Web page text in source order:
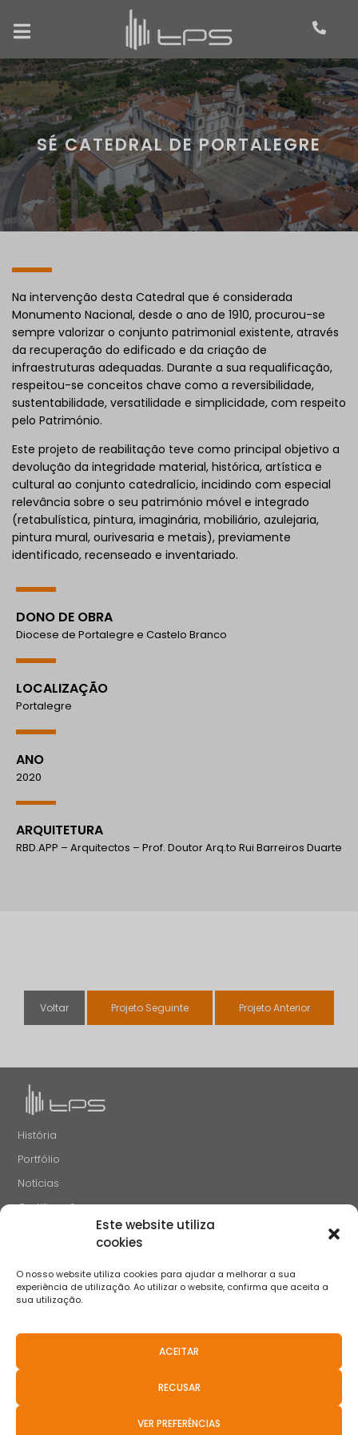
Este website utiliza
cookies
O nosso website utiliza cookies para ajudar a melhorar a sua
experiência de utilização. Ao utilizar o website, confirma que aceita a
sua utilização.
ACEITAR
RECUSAR
VER PREFERÊNCIAS
SÉ CATEDRAL DE PORTALEGRE
Na intervenção desta Catedral que é considerada
Monumento Nacional, desde o ano de 1910, procurou-se
sempre valorizar o conjunto patrimonial existente, através
da recuperação do edificado e da criação de
infraestruturas adequadas. Durante a sua requalificação,
respeitou-se conceitos chave como a reversibilidade,
sustentabilidade, versatilidade e simplicidade, com respeito
pelo Património.
Este projeto de reabilitação teve como principal objetivo a
devolução da integridade material, histórica, artística e
cultural ao conjunto catedralício, incidindo com especial
relevância sobre o seu património móvel e integrado
(retabulística, pintura, imaginária, mobiliário, azulejaria,
pintura mural, ourivesaria e metais), previamente
identificado, recenseado e inventariado.
DONO DE OBRA
Diocese de Portalegre e Castelo Branco
LOCALIZAÇÃO
Portalegre
ANO
2020
ARQUITETURA
RBD.APP – Arquitectos – Prof. Doutor Arq.to Rui Barreiros Duarte
Voltar Projeto Seguinte Projeto Anterior
História
Portfólio
Notícias
Certificações
SIGA-NOS
Aviso de Privacidade
Resolução Aternativa de Litígios